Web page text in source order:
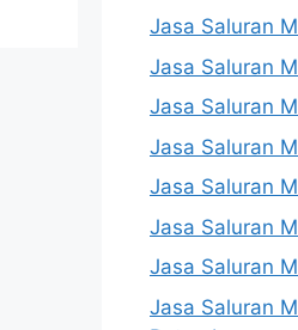
Jasa Saluran
Jasa Saluran
Jasa Saluran
Jasa Saluran
Jasa Saluran
Jasa Saluran
Jasa Saluran
Jasa Saluran